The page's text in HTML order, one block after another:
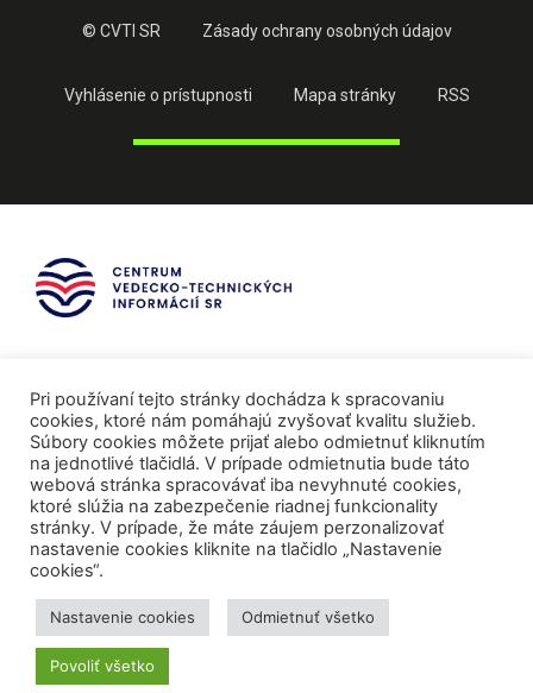
© CVTI SR Zásady ochrany osobných údajov
Vyhlásenie o prístupnosti Mapa stránky RSS
Mediálni partneri
Pri používaní tejto stránky dochádza k spracovaniu
cookies, ktoré nám pomáhajú zvyšovať kvalitu služieb.
Súbory cookies môžete prijať alebo odmietnuť kliknutím
na jednotlivé tlačidlá. V prípade odmietnutia bude táto
webová stránka spracovávať iba nevyhnuté cookies,
ktoré slúžia na zabezpečenie riadnej funkcionality
stránky. V prípade, že máte záujem perzonalizovať
nastavenie cookies kliknite na tlačidlo „Nastavenie
cookies“.
Nastavenie cookies Odmietnuť všetko
Povoliť všetko